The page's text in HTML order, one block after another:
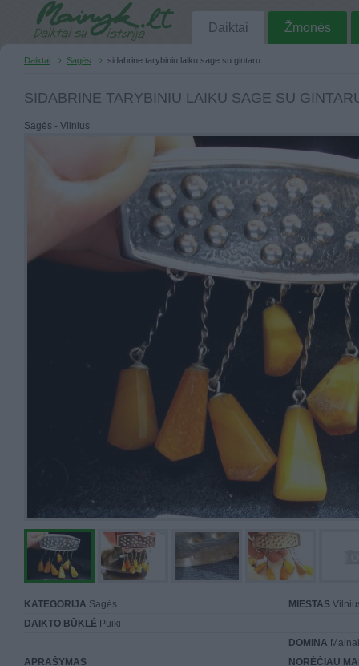
Daiktai Žmonės
Daiktai Sagės sidabrine tarybiniu laiku sage su gintaru
SIDABRINE TARYBINIU LAIKU SAGE SU
Sagės - Vilnius
KATEGORIJA Sagės MIESTAS
DAIKTO BŪKLĖ Puiki
DOMINA
APRAŠYMAS
NORĖČIAU